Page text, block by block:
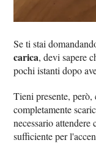
Se ti stai
carica, devi sapere
pochi istanti dopo
Tieni presente,
completamente
necessario
sufficiente per